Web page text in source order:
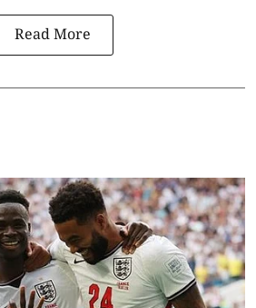
Read More